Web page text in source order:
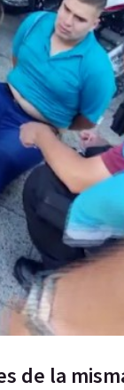
de la